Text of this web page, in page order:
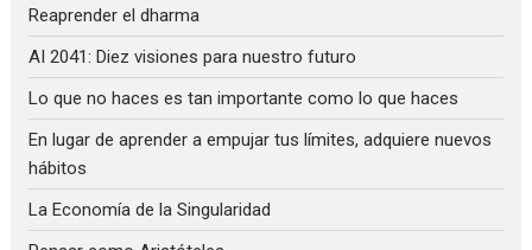
Reaprender el dharma
AI 2041: Diez visiones para nuestro futuro
Lo que no haces es tan importante como lo que haces
En lugar de aprender a empujar tus límites, adquiere nuevos
hábitos
La Economía de la Singularidad